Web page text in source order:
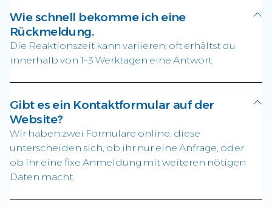
Wie schnell bekomme ich eine
Rückmeldung.
Die Reaktionszeit kann variieren; oft erhältst du
innerhalb von 1–3 Werktagen eine Antwort.
Gibt es ein Kontaktformular auf der
Website?
Wir haben zwei Formulare online, diese
unterscheiden sich, ob ihr nur eine Anfrage, oder
ob ihr eine fixe Anmeldung mit weiteren nötigen
Daten macht.